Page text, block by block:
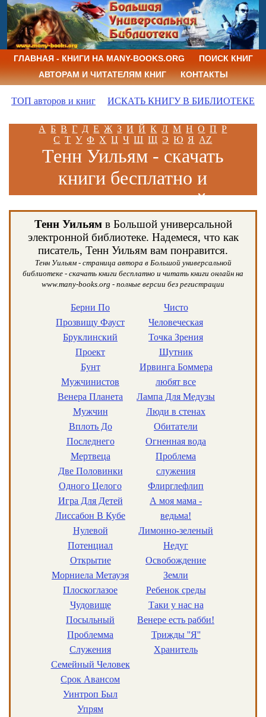
ГЛАВНАЯ - КНИГИ НА MANY-BOOKS.ORG
ПОИСК КНИГ
АВТОРАМ И ЧИТАТЕЛЯМ КНИГ
КОНТАКТЫ
ТОП авторов и книг ИСКАТЬ КНИГУ В БИБЛИОТЕКЕ
А Б В Г Д Е Ж З И Й К Л М Н О П Р
С Т У Ф Х Ц Ч Ш Щ Э Ю Я AZ
Тенн Уильям - скачать
книги бесплатно и
читать книги онлайн
Тенн Уильямв Большой универсальной
электронной библиотеке. Надемеся, что как
писатель, Тенн Уильям вам понравится.
Тенн Уильям - страница автора в Большой универсальной
библиотеке - скачать книги бесплатно и читать книги онлайн на
www.many-books.org - полные версии без регистрации
Берни По
Прозвищу Фауст
Бруклинский
Проект
Бунт
Мужчинистов
Венера Планета
Мужчин
Вплоть До
Последнего
Мертвеца
Две Половинки
Одного Целого
Игра Для Детей
Лиссабон В Кубе
Нулевой
Потенциал
Открытие
Морниела Метауэя
Плоскоглазое
Чудовище
Посыльный
Проблемма
Служения
Семейный Человек
Срок Авансом
Уинтроп Был
Упрям
Чисто
Человеческая
Точка Зрения
Шутник
Ирвинга Боммера
любят все
Лампа Для Медузы
Люди в стенах
Обитатели
Огненная вода
Проблема
служения
Флирглефлип
А моя мама -
ведьма!
Лимонно-зеленый
Недуг
Освобождение
Земли
Ребенок среды
Таки у нас на
Венере есть рабби!
Трижды ''Я''
Хранитель